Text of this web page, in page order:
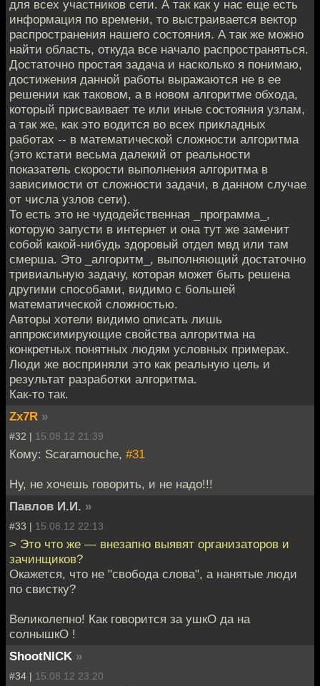
для всех участников сети. А так как у нас еще есть
информация по времени, то выстраивается вектор
распространения нашего состояния. А так же можно
найти область, откуда все начало распространяться.
Достаточно простая задача и насколько я понимаю,
достижения данной работы выражаются не в ее
решении как таковом, а в новом алгоритме обхода,
который присваивает те или иные состояния узлам,
а так же, как это водится во всех прикладных
работах -- в математической сложности алгоритма
(это кстати весьма далекий от реальности
показатель скорости выполнения алгоритма в
зависимости от сложности задачи, в данном случае
от числа узлов сети).
То есть это не чудодейственная _программа_,
которую запусти в интернет и она тут же заменит
собой какой-нибудь здоровый отдел мвд или там
смерша. Это _алгоритм_, выполняющий достаточно
тривиальную задачу, которая может быть решена
другими способами, видимо с большей
математической сложностью.
Авторы хотели видимо описать лишь
аппроксимирующие свойства алгоритма на
конкретных понятных людям условных примерах.
Люди же восприняли это как реальную цель и
результат разработки алгоритма.
Как-то так.
Zx7R »
#32 | 15.08.12 21:39
Кому: Scaramouche, #31
Ну, не хочешь говорить, и не надо!!!
Павлов И.И. »
#33 | 15.08.12 22:13
> Это что же — внезапно выявят организаторов и
зачинщиков?
Окажется, что не "свобода слова", а нанятые люди
по свистку?
Великолепно! Как говорится за ушкО да на
солнышкО !
ShootNICK »
#34 | 15.08.12 23:20